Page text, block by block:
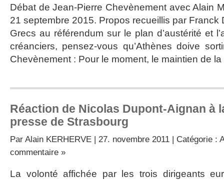
Débat de Jean-Pierre Chevènement avec Alain
21 septembre 2015. Propos recueillis par Franck
Grecs au référendum sur le plan d’austérité et
créanciers, pensez-vous qu’Athènes doive
Chevènement : Pour le moment, le maintien de
Réaction de Nicolas Dupont-Aignan à
presse de Strasbourg
Par Alain KERHERVE | 27. novembre 2011 | Catégorie :
commentaire »
La volonté affichée par les trois dirigeants